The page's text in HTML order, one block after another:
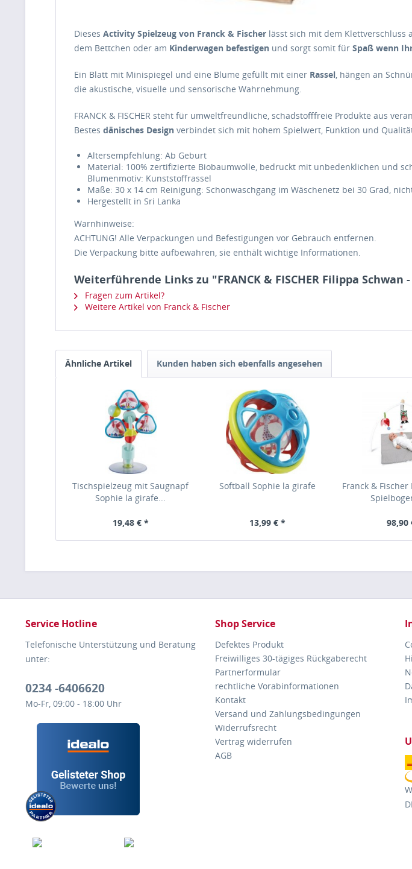
Dieses Activity Spielzeug von Franck & Fischer lässt sich mit dem Klettverschluss
dem Bettchen oder am Kinderwagen befestigen und sorgt somit für Spaß wenn
Ein Blatt mit Minispiegel und eine Blume gefüllt mit einer Rassel, hängen an
die akustische, visuelle und sensorische Wahrnehmung.
FRANCK & FISCHER steht für umweltfreundliche, schadstofffreie Produkte aus
Bestes dänisches Design verbindet sich mit hohem Spielwert, Funktion und
Altersempfehlung: Ab Geburt
Material: 100% zertifizierte Biobaumwolle, bedruckt mit unbedenklichen und
Blumenmotiv: Kunststoffrassel
Maße: 30 x 14 cm Reinigung: Schonwaschgang im Wäschenetz bei 30 Grad,
Hergestellt in Sri Lanka
Warnhinweise:
ACHTUNG! Alle Verpackungen und Befestigungen vor Gebrauch entfernen.
Die Verpackung bitte aufbewahren, sie enthält wichtige Informationen.
Weiterführende Links zu "FRANCK & FISCHER Filippa
Fragen zum Artikel?
Weitere Artikel von Franck & Fischer
Ähnliche Artikel Kunden haben sich ebenfalls angesehen
Tischspielzeug mit Saugnapf
Sophie la girafe...
19,48 € *
Softball Sophie la girafe
13,99 € *
Franck & Fischer
98,90
Service Hotline
Telefonische Unterstützung und Beratung
unter:
0234 -6406620
Mo-Fr, 09:00 - 18:00 Uhr
Shop Service
Defektes Produkt
Freiwilliges 30-tägiges Rückgaberecht
Partnerformular
rechtliche Vorabinformationen
Kontakt
Versand und Zahlungsbedingungen
Widerrufsrecht
Vertrag widerrufen
AGB